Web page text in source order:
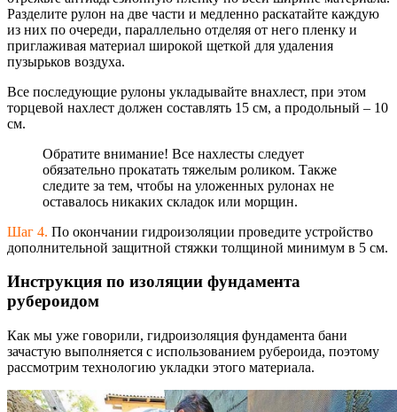
Разделите рулон на две части и медленно раскатайте каждую
из них по очереди, параллельно отделяя от него пленку и
приглаживая материал широкой щеткой для удаления
пузырьков воздуха.
Все последующие рулоны укладывайте внахлест, при этом
торцевой нахлест должен составлять 15 см, а продольный – 10
см.
Обратите внимание! Все нахлесты следует
обязательно прокатать тяжелым роликом. Также
следите за тем, чтобы на уложенных рулонах не
оставалось никаких складок или морщин.
Шаг 4. По окончании гидроизоляции проведите устройство
дополнительной защитной стяжки толщиной минимум в 5 см.
Инструкция по изоляции фундамента
рубероидом
Как мы уже говорили, гидроизоляция фундамента бани
зачастую выполняется с использованием рубероида, поэтому
рассмотрим технологию укладки этого материала.